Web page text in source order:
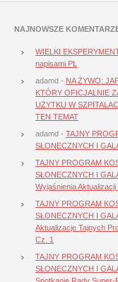
NAJNOWSZE
WIELKI
napisami PL
adamd - NA ŻYWO:
KTÓRY OFICJALNIE
UŻYTKU W
TEN TEMAT
adamd - TAJNY
SŁONECZNYCH I
TAJNY PROGRAM
SŁONECZNYCH I
Wyjaśnienia
TAJNY PROGRAM
SŁONECZNYCH I
Aktualizacje Tajnych
Cz. 1
TAJNY PROGRAM
SŁONECZNYCH I